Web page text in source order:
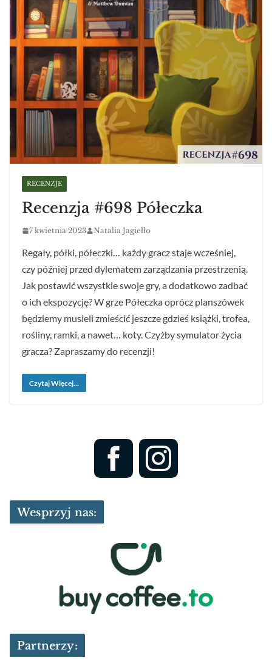
RECENZJE
Recenzja #698 Półeczka
7 kwietnia 2023 Natalia Jagiełło
Regały, półki, półeczki… każdy gracz staje wcześniej,
czy później przed dylematem zarządzania przestrzenią.
Jak postawić wszystkie swoje gry, a dodatkowo zadbać
o ich ekspozycję? W grze Półeczka oprócz planszówek
będziemy musieli zmieścić jeszcze gdzieś książki, trofea,
rośliny, ramki, a nawet… koty. Czyżby symulator życia
gracza? Zapraszamy do recenzji!
Czytaj Więcej...
Wesprzyj nas:
Partnerzy: